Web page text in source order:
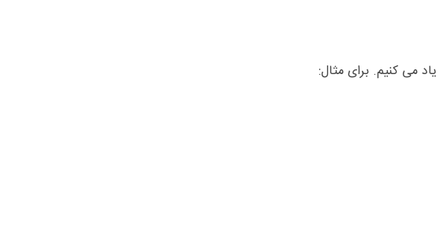
می کنیم. برای مثال: